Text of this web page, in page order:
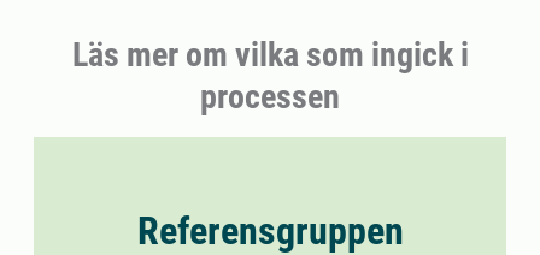
Läs mer om vilka som ingick i
processen
Referensgruppen